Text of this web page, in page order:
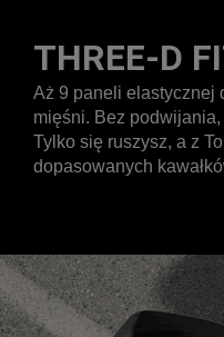
THREE-D
Aż 9 paneli elastycznej
mięśni. Bez
Tylko się ruszysz, a z
dopasowanych